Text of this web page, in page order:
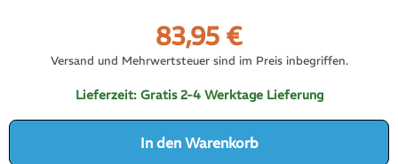
83,95 €
Versand und Mehrwertsteuer sind im Preis inbegriffen.
Lieferzeit: Gratis 2-4 Werktage Lieferung
In den Warenkorb